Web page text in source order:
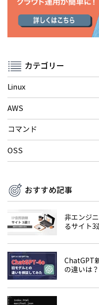
カテゴリー
Linux
AWS
コマンド
OSS
おすすめ記事
非エンジ
るサイト3
ChatGPT
の違いは？